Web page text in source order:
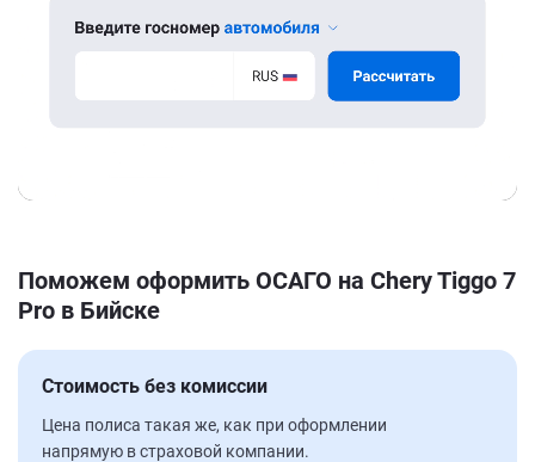
Поможем оформить ОСАГО на Chery Tiggo 7
Pro в Бийске
Стоимость без комиссии
Цена полиса такая же, как при оформлении
напрямую в страховой компании.